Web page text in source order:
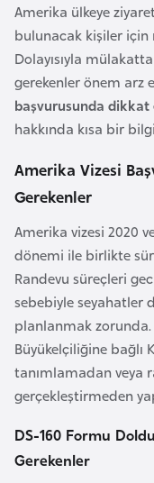
Amerika ülkeye
bulunacak kişiler
Dolayısıyla
gerekenler önem arz
başvurusunda dikkat
hakkında kısa bir
Amerika Vizesi
Gerekenler
Amerika vizesi 2020
dönemi ile birlikte
Randevu süreçleri
sebebiyle seyahatler
planlanmak zorunda.
Büyükelçiliğine bağlı
tanımlamadan veya
gerçekleştirmeden
DS-160 Formu
Gerekenler
u
s
t
u
r
y
a
z
e
r
b
a
y
c
a
n